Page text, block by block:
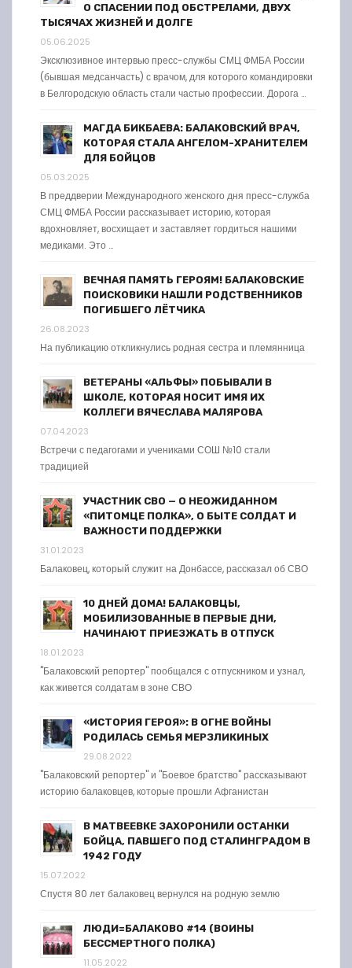
О СПАСЕНИИ ПОД ОБСТРЕЛАМИ, ДВУХ
ТЫСЯЧАХ ЖИЗНЕЙ И ДОЛГЕ
05.06.2025
Эксклюзивное интервью пресс-службы СМЦ ФМБА России
(бывшая медсанчасть) с врачом, для которого командировки
в Белгородскую область стали частью профессии. Дорога …
МАГДА БИКБАЕВА: БАЛАКОВСКИЙ ВРАЧ,
КОТОРАЯ СТАЛА АНГЕЛОМ-ХРАНИТЕЛЕМ
ДЛЯ БОЙЦОВ
05.03.2025
В преддверии Международного женского дня пресс-служба
СМЦ ФМБА России рассказывает историю, которая
вдохновляет, восхищает и заставляет гордиться нашими
медиками. Это …
ВЕЧНАЯ ПАМЯТЬ ГЕРОЯМ! БАЛАКОВСКИЕ
ПОИСКОВИКИ НАШЛИ РОДСТВЕННИКОВ
ПОГИБШЕГО ЛЁТЧИКА
26.08.2023
На публикацию откликнулись родная сестра и племянница
ВЕТЕРАНЫ «АЛЬФЫ» ПОБЫВАЛИ В
ШКОЛЕ, КОТОРАЯ НОСИТ ИМЯ ИХ
КОЛЛЕГИ ВЯЧЕСЛАВА МАЛЯРОВА
07.04.2023
Встречи с педагогами и учениками СОШ №10 стали
традицией
УЧАСТНИК СВО — О НЕОЖИДАННОМ
«ПИТОМЦЕ ПОЛКА», О БЫТЕ СОЛДАТ И
ВАЖНОСТИ ПОДДЕРЖКИ
31.01.2023
Балаковец, который служит на Донбассе, рассказал об СВО
10 ДНЕЙ ДОМА! БАЛАКОВЦЫ,
МОБИЛИЗОВАННЫЕ В ПЕРВЫЕ ДНИ,
НАЧИНАЮТ ПРИЕЗЖАТЬ В ОТПУСК
18.01.2023
"Балаковский репортер" пообщался с отпускником и узнал,
как живется солдатам в зоне СВО
«ИСТОРИЯ ГЕРОЯ»: В ОГНЕ ВОЙНЫ
РОДИЛАСЬ СЕМЬЯ МЕРЗЛИКИНЫХ
29.08.2022
"Балаковский репортер" и "Боевое братство" рассказывают
историю балаковцев, которые прошли Афганистан
В МАТВЕЕВКЕ ЗАХОРОНИЛИ ОСТАНКИ
БОЙЦА, ПАВШЕГО ПОД СТАЛИНГРАДОМ В
1942 ГОДУ
15.07.2022
Спустя 80 лет балаковец вернулся на родную землю
ЛЮДИ=БАЛАКОВО #14 (ВОИНЫ
БЕССМЕРТНОГО ПОЛКА)
11.05.2022